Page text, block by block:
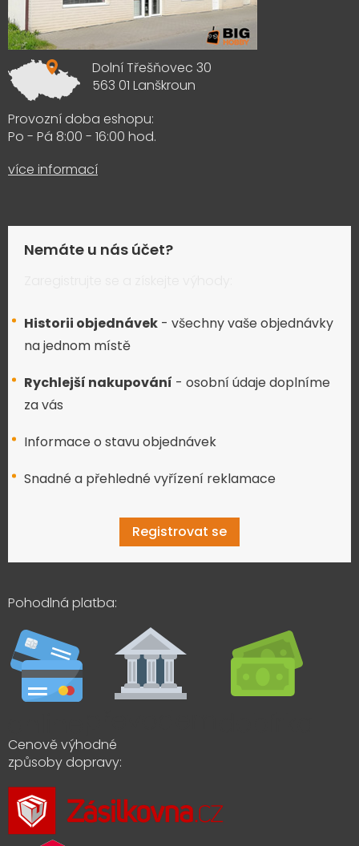
Dolní Třešňovec 30
563 01 Lanškroun
Provozní doba eshopu:
Po - Pá 8:00 - 16:00 hod.
více informací
Nemáte u nás účet?
Historii objednávek - všechny vaše objednávky
na jednom místě
Rychlejší nakupování - osobní údaje doplníme
za vás
Informace o stavu objednávek
Snadné a přehledné vyřízení reklamace
Registrovat se
Pohodlná platba:
Cenově výhodné
způsoby dopravy: